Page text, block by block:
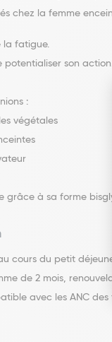
chez la femme
la fatigue.
potentialiser son
:
végétales
grâce à sa forme
cours du petit
de 2 mois,
avec les ANC